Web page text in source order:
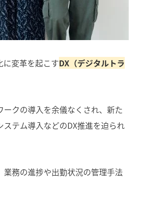
に変革を起こすDX（デジタルトラ
クの導入を余儀なくされ、新た
テム導入などのDX推進を迫られ
務の進捗や出勤状況の管理手法